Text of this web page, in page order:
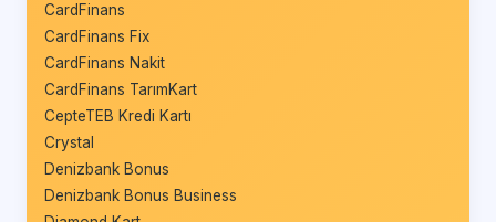
CardFinans
CardFinans Fix
CardFinans Nakit
CardFinans TarımKart
CepteTEB Kredi Kartı
Crystal
Denizbank Bonus
Denizbank Bonus Business